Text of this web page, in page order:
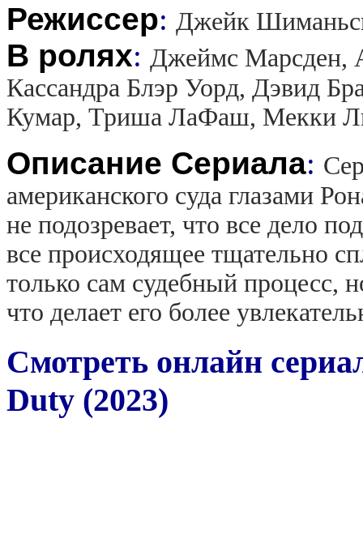
Режиссер: Джейк
В ролях: Джеймс Марсден,
Кассандра Блэр Уорд, Дэвид
Кумар, Триша ЛаФаш, Мекки
Описание Сериала:
американского суда глазами
не подозревает, что все дело
все происходящее тщательно
только сам судебный процесс,
что делает его более
Смотреть онлайн
Duty (2023)